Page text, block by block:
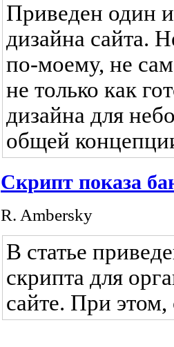
Приведен один
дизайна сайта.
по-моему, не
не только как
дизайна для
общей
Скрипт показа
R. Ambersky
В статье
скрипта для
сайте. При